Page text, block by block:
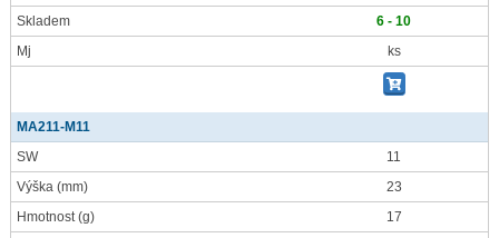
Skladem
6 - 10
Mj
ks
MA211-M11
SW
11
Výška (mm)
23
Hmotnost(g)
17